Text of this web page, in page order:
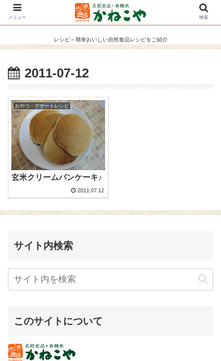
レシピ～簡単おいしい自然食品レシピをご紹介
2011-07-12
おやつ・デザートレシピ
玄米クリームパンケーキ♪
2011.07.12
サイト内検索
このサイトについて
メニュー 検索